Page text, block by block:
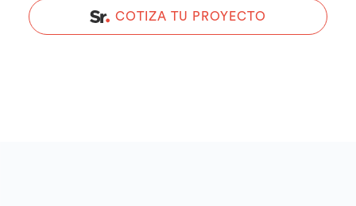
COTIZA TU PROYECTO